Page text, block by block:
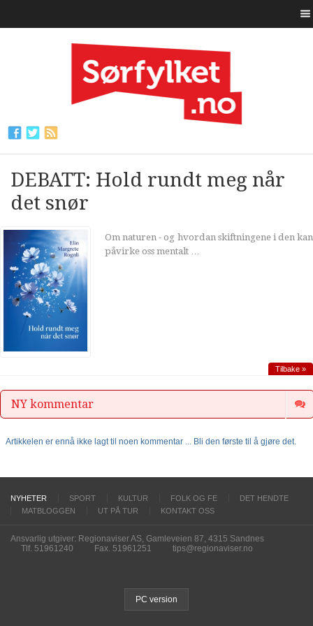
DEBATT: Hold rundt meg når
det snør
Om naturen - og hvordan skiftningene i den kan
påvirke oss mentalt …
Tilbake »
NY kommentar
Artikkelen er ennå ikke lagt til noen kommentar ... Bli den første til å gjøre det.
NYHETER SPORT KULTUR FOLK OG FE
DET HENDTE
MATBLOGGEN
UT PÅ TUR KONTAKT OSS
Ansvarlig utgiver: Regionaviser AS, Gamleveien 87, 4315 Sandnes
Tlf. 51961240
Fax. 51961251 tips@regionaviser.no
PC version